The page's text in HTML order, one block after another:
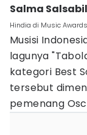
Salma
Hindia di Music
Musisi
lagunya
kategori Best
tersebut
pemenang